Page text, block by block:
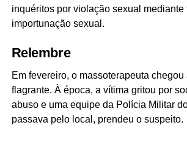
inquéritos por violação sexual mediante
importunação sexual.
Relembre
Em fevereiro, o massoterapeuta chegou
flagrante. À época, a vítima gritou por
abuso e uma equipe da Polícia Militar
passava pelo local, prendeu o suspeito.